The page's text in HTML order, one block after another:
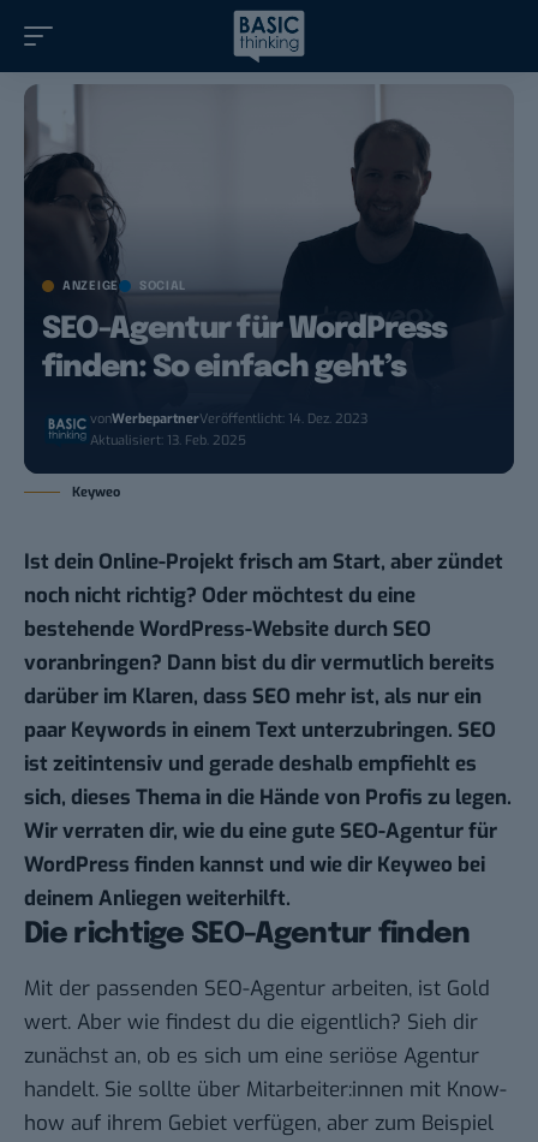
ANZEIGE SOCIAL
SEO-Agentur für WordPress
finden: So einfach geht’s
vonWerbepartnerVeröffentlicht: 14. Dez. 2023
Aktualisiert: 13. Feb. 2025
Keyweo
Ist dein Online-Projekt frisch am Start, aber zündet
noch nicht richtig? Oder möchtest du eine
bestehende WordPress-Website durch SEO
voranbringen? Dann bist du dir vermutlich bereits
darüber im Klaren, dass SEO mehr ist, als nur ein
paar Keywords in einem Text unterzubringen. SEO
ist zeitintensiv und gerade deshalb empfiehlt es
sich, dieses Thema in die Hände von Profis zu legen.
Wir verraten dir, wie du eine gute SEO-Agentur für
WordPress finden kannst und wie dir Keyweo bei
deinem Anliegen weiterhilft.
Die richtige SEO-Agentur finden
Mit der passenden SEO-Agentur arbeiten, ist Gold
wert. Aber wie findest du die eigentlich? Sieh dir
zunächst an, ob es sich um eine seriöse Agentur
handelt. Sie sollte über Mitarbeiter:innen mit Know-
how auf ihrem Gebiet verfügen, aber zum Beispiel